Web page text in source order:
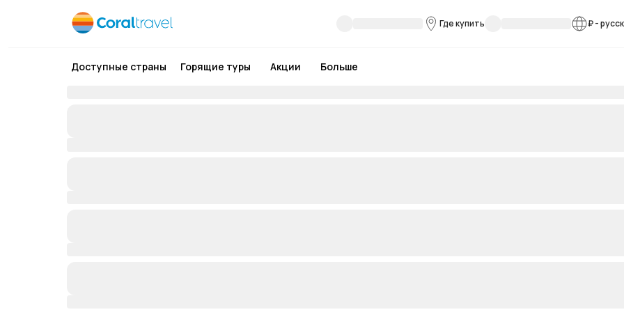
Где купить ₽-
Доступные страны Горящие туры Акции Больше